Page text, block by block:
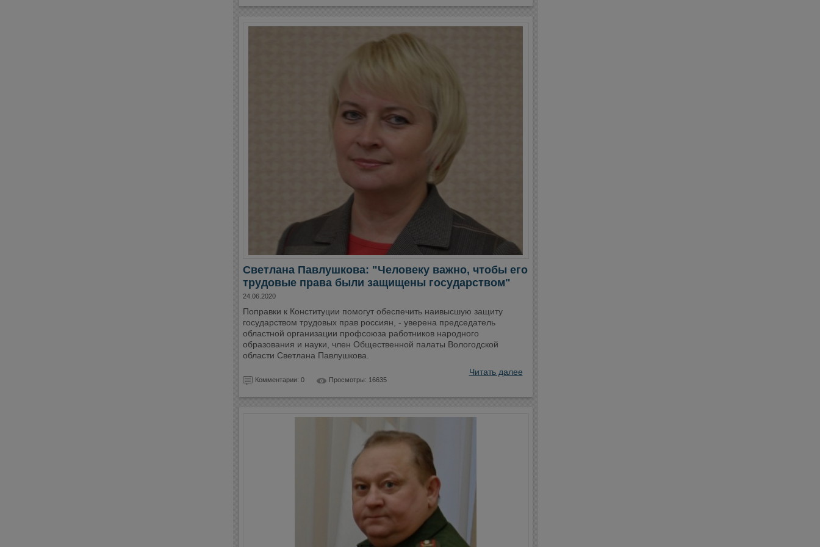
Светлана Павлушкова: "Человеку важно, чтобы его
трудовые права были защищены государством"
24.06.2020
Поправки к Конституции помогут обеспечить наивысшую защиту
государством трудовых прав россиян, - уверена председатель
областной организации профсоюза работников народного
образования и науки, член Общественной палаты Вологодской
области Светлана Павлушкова.
Читать далее
Комментарии: 0 Просмотры: 16635